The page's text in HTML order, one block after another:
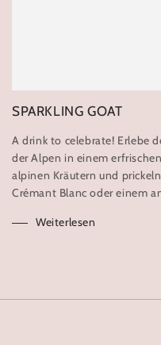
SPARKLING GOAT
A drink to celebrate! Erlebe
der Alpen in einem
alpinen Kräutern und
Crémant Blanc oder einem
Weiterlesen